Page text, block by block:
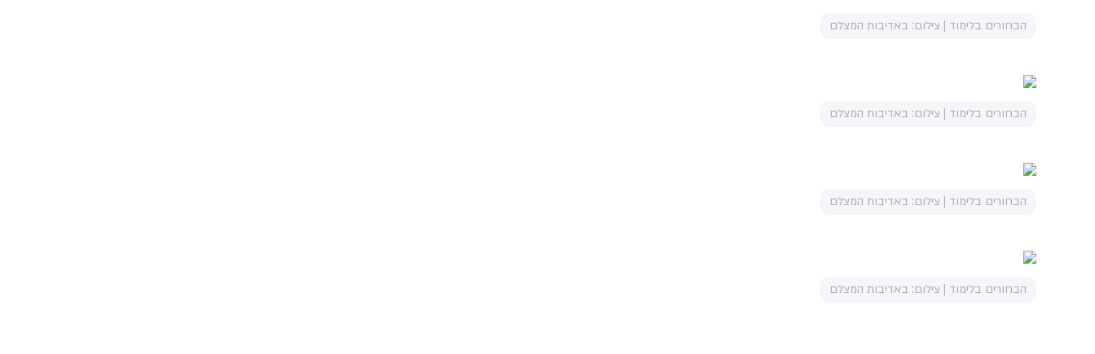
הבחורים בלימוד | צילום: באדיבות המצלם
הבחורים בלימוד | צילום: באדיבות המצלם
הבחורים בלימוד | צילום: באדיבות המצלם
הבחורים בלימוד | צילום: באדיבות המצלם